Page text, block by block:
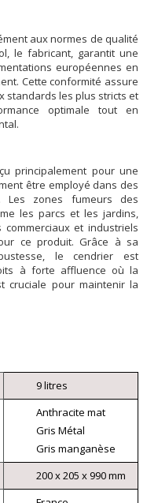
aux normes de qualité
le fabricant, garantit une
européennes en
Cette conformité assure
standards les plus stricts et
optimale tout en
principalement pour une
être employé dans des
Les zones fumeurs des
les parcs et les jardins,
et industriels
ce produit. Grâce à sa
le cendrier est
à forte affluence où la
cruciale pour maintenir la
9 litres
Anthracite mat
Gris Métal
Gris manganèse
200 x 205 x 990 mm